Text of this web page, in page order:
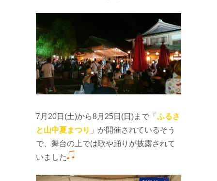
7月20日(土)から8月25日(日)まで「 ふるさ
と山中夏まつり 」が開催されているそう
で、舞台の上では歌や踊りが披露されて
いました